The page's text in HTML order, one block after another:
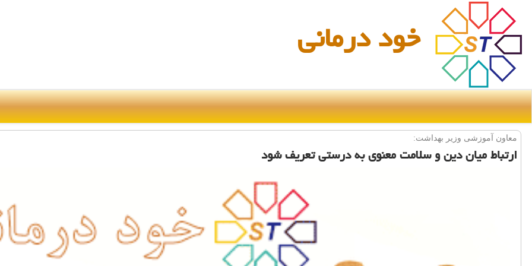
خود درمانی
معاون آموزشی وزیر بهداشت:
ارتباط میان دین و سلامت معنوی به درستی تعریف شود